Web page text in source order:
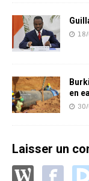
en
Laisser un